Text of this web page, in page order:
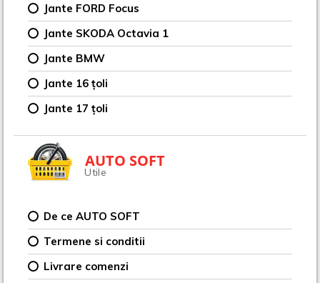
Jante FORD Focus
Jante SKODA Octavia 1
Jante BMW
Jante 16 țoli
Jante 17 țoli
AUTO SOFT
Utile
De ce AUTO SOFT
Termene si conditii
Livrare comenzi